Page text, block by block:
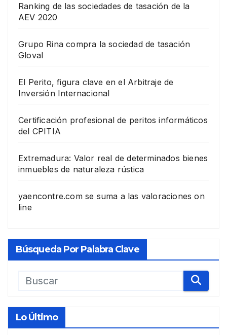
Ranking de las sociedades de tasación de la
AEV 2020
Grupo Rina compra la sociedad de tasación
Gloval
El Perito, figura clave en el Arbitraje de
Inversión Internacional
Certificación profesional de peritos informáticos
del CPITIA
Extremadura: Valor real de determinados bienes
inmuebles de naturaleza rústica
yaencontre.com se suma a las valoraciones on
line
Búsqueda Por Palabra Clave
Lo Último